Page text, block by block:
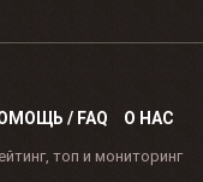
/ FAQ О НАС
топ и мониторинг